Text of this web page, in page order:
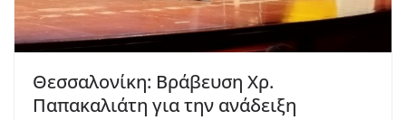
Θεσσαλονίκη: Βράβευση Χρ.
Παπακαλιάτη για την ανάδειξη